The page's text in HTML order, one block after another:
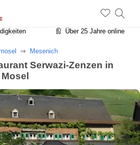
in Rheinland-Pfalz
Über 25 Jahre online
Mesenich
Serwazi-Zenzen in